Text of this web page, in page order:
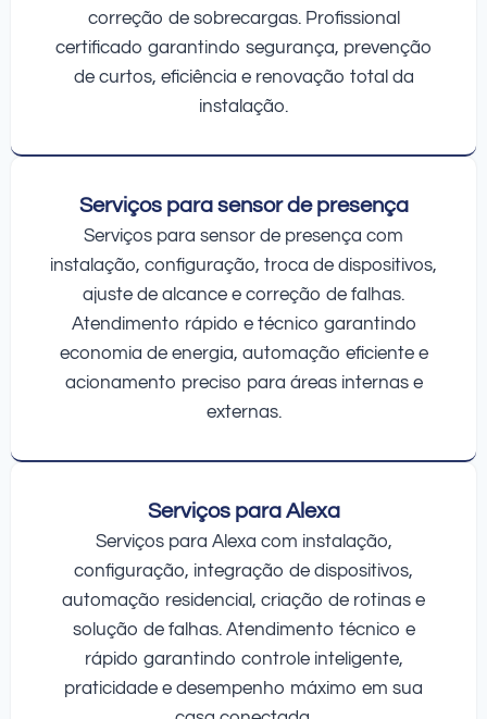
correção de sobrecargas. Profissional
certificado garantindo segurança, prevenção
de curtos, eficiência e renovação total da
instalação.
Serviços para sensor de presença
Serviços para sensor de presença com
instalação, configuração, troca de dispositivos,
ajuste de alcance e correção de falhas.
Atendimento rápido e técnico garantindo
economia de energia, automação eficiente e
acionamento preciso para áreas internas e
externas.
Serviços para Alexa
Serviços para Alexa com instalação,
configuração, integração de dispositivos,
automação residencial, criação de rotinas e
solução de falhas. Atendimento técnico e
rápido garantindo controle inteligente,
praticidade e desempenho máximo em sua